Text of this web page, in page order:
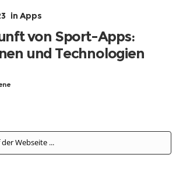
in Apps
von Sport-Apps:
und Technologien